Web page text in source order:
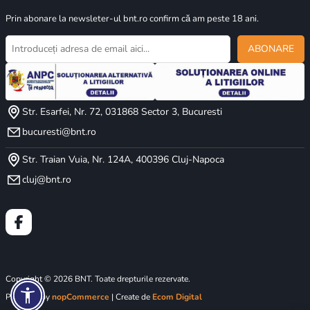
uri pentru automatizare — un ecosistem complet de
securitate proactivă.
(8MP fiecare) — 1/2/4TB stocare, 24+
tipuri obiecte, reguli de detecție
Prin abonare la newsleter-ul bnt.ro confirm că am peste 18 ani.
ABONARE
Str. Esarfei, Nr. 72, 031868 Sector 3, Bucuresti
bucuresti@bnt.ro
Str. Traian Vuia, Nr. 124A, 400396 Cluj-Napoca
cluj@bnt.ro
Copyright © 2026 BNT. Toate drepturile rezervate.
Powered bynopCommerce | Create de Ecom Digital